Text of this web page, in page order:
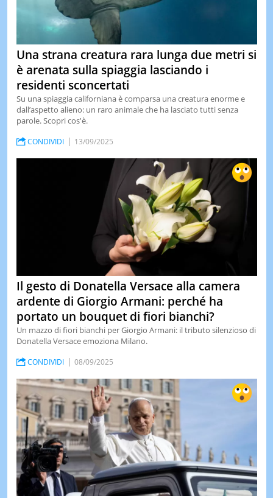
Una strana creatura rara lunga due metri si
è arenata sulla spiaggia lasciando i
residenti sconcertati
Su una spiaggia californiana è comparsa una creatura enorme e
dall’aspetto alieno: un raro animale che ha lasciato tutti senza
parole. Scopri cos'è.
CONDIVIDI 13/09/2025
Il gesto di Donatella Versace alla camera
ardente di Giorgio Armani: perché ha
portato un bouquet di fiori bianchi?
Un mazzo di fiori bianchi per Giorgio Armani: il tributo silenzioso di
Donatella Versace emoziona Milano.
CONDIVIDI 08/09/2025